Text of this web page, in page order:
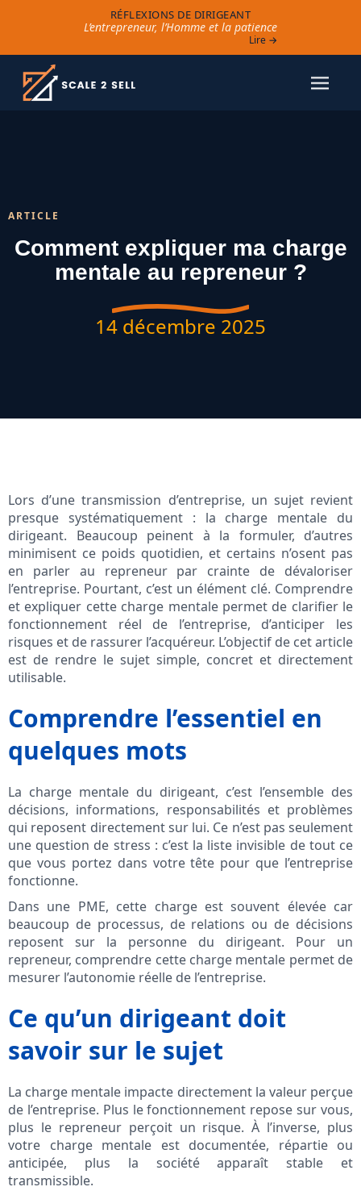
RÉFLEXIONS DE DIRIGEANT
L’entrepreneur, l’Homme et la patience
Lire →
ARTICLE
Comment expliquer ma charge
mentale au repreneur ?
14 décembre 2025
Lors d’une transmission d’entreprise, un sujet revient
presque systématiquement : la charge mentale du
dirigeant. Beaucoup peinent à la formuler, d’autres
minimisent ce poids quotidien, et certains n’osent pas
en parler au repreneur par crainte de dévaloriser
l’entreprise. Pourtant, c’est un élément clé. Comprendre
et expliquer cette charge mentale permet de clarifier le
fonctionnement réel de l’entreprise, d’anticiper les
risques et de rassurer l’acquéreur. L’objectif de cet article
est de rendre le sujet simple, concret et directement
utilisable.
Comprendre l’essentiel en
quelques mots
La charge mentale du dirigeant, c’est l’ensemble des
décisions, informations, responsabilités et problèmes
qui reposent directement sur lui. Ce n’est pas seulement
une question de stress : c’est la liste invisible de tout ce
que vous portez dans votre tête pour que l’entreprise
fonctionne.
Dans une PME, cette charge est souvent élevée car
beaucoup de processus, de relations ou de décisions
reposent sur la personne du dirigeant. Pour un
repreneur, comprendre cette charge mentale permet de
mesurer l’autonomie réelle de l’entreprise.
Ce qu’un dirigeant doit
savoir sur le sujet
La charge mentale impacte directement la valeur perçue
de l’entreprise. Plus le fonctionnement repose sur vous,
plus le repreneur perçoit un risque. À l’inverse, plus
votre charge mentale est documentée, répartie ou
anticipée, plus la société apparaît stable et
transmissible.